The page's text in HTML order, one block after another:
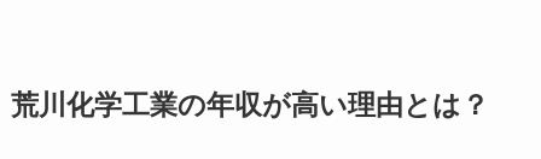
荒川化学工業の年収が高い理由とは？